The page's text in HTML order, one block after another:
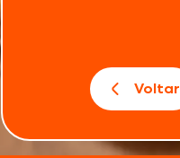
Voltar